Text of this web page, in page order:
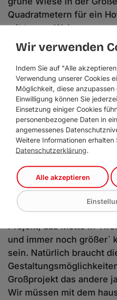
Quadratmetern für ein
mit teuren Wohnungen
ein Sündenfall. Der
so weitergehen.
Bodenversiegelung
befeuern, muss die
Landesregierung als
Kontrollbehörde
Umwidmungen im
müssen doch den
noch etwas
Großprojekt nicht das
Thiersee schon ein
Alpinresort“, eine
Hotel umgesetzt.
Projekt, das Motto in
und immer noch größer`
sein. Natürlich braucht
Großprojekt das andere
Wir müssen mit dem
Wir verwenden
Indem Sie auf "Alle
Verwendung unserer Cookies
Möglichkeit, diese
Einwilligung können Sie
Einsetzung einiger Cookies
personenbezogene Daten in
angemessenes
Weitere Informationen erhalten
Datenschutzerklärung
Alle akzeptieren